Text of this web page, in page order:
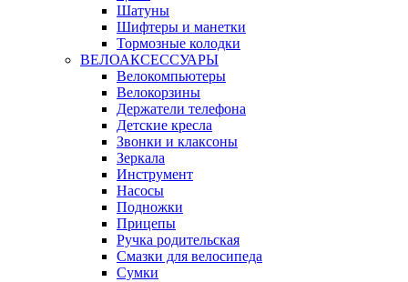
Шатуны
Шифтеры и манетки
Тормозные колодки
ВЕЛОАКСЕССУАРЫ
Велокомпьютеры
Велокорзины
Держатели телефона
Детские кресла
Звонки и клаксоны
Зеркала
Инструмент
Насосы
Подножки
Прицепы
Ручка родительская
Смазки для велосипеда
Сумки